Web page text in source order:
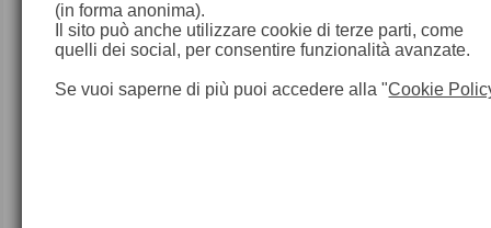
(in forma anonima).
Il sito può anche utilizzare cookie di terze parti, come
quelli dei social, per consentire funzionalità avanzate.
Se vuoi saperne di più puoi accedere alla "Cookie